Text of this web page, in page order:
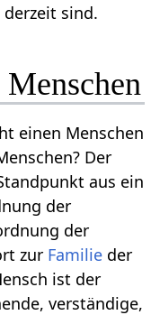
sind.
einen Menschen
Der
aus ein
der
der
zur Familie der
ist der
verständige,